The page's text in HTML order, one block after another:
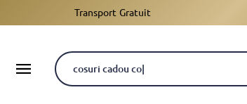
Transport Gratuit